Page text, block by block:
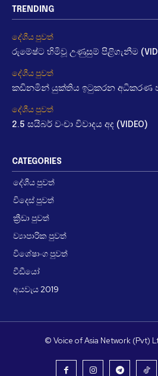
TRENDING
දේශීය පුවත්
රුමේෂ්ට හිමිවූ උණුසුම් පිළිගැනීම
දේශීය පුවත්
කඩිනමින් යුක්තිය ඉටුකරන අධිකරණ
දේශීය පුවත්
2.5 සයිබර් වංචා විවාදය අද (VIDEO)
CATEGORIES
දේශීය පුවත්
විදෙස් පුවත්
ක්‍රීඩා පුවත්
ව්‍යාපාරික පුවත්
විශේෂාංග පුවත්
වීඩීයෝ
අයවැය 2019
© Voice of Asia Network (Pvt)